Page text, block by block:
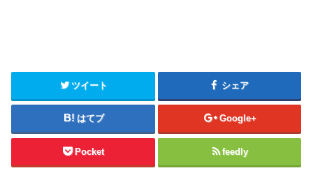
ツイート シェア
はてブ Google+
Pocket feedly